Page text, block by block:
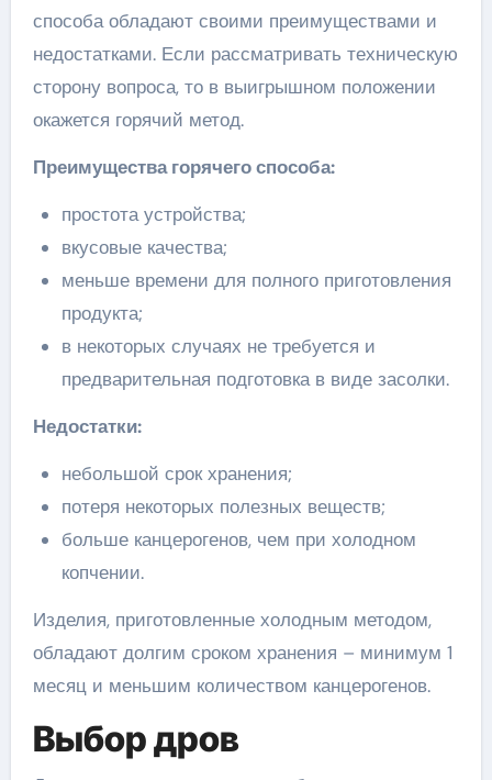
способа обладают своими преимуществами и
недостатками. Если рассматривать техническую
сторону вопроса, то в выигрышном положении
окажется горячий метод.
Преимущества горячего способа:
простота устройства;
вкусовые качества;
меньше времени для полного приготовления
продукта;
в некоторых случаях не требуется и
предварительная подготовка в виде засолки.
Недостатки:
небольшой срок хранения;
потеря некоторых полезных веществ;
больше канцерогенов, чем при холодном
копчении.
Изделия, приготовленные холодным методом,
обладают долгим сроком хранения – минимум 1
месяц и меньшим количеством канцерогенов.
Выбор дров